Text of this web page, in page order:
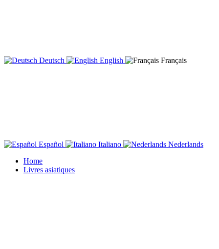
Deutsch English Français
Español Italiano
Nederlands
Home
Livres asiatiques